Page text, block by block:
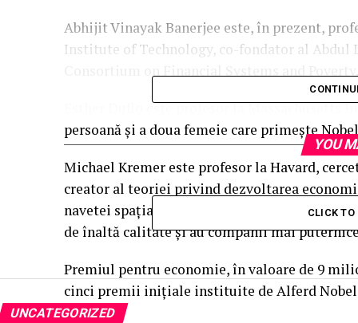
Abhijit Vinayak Banerjee este, în prezent,
Institute of Technology, co-fondator al Abdul
Esther Duflo este profesor la Massachusetts
persoană şi a doua femeie care primeşte
Michael Kremer este profesor la Havard,
creator al teoriei privind dezvoltarea
navetei spaţiale Challenger din 1986, teorie
de înaltă calitate şi au companii mai
Premiul pentru economie, în valoare de 9
cinci premii iniţiale instituite de Alferd
cu 1969.
YOU
CLICK
UNCATEGORIZED